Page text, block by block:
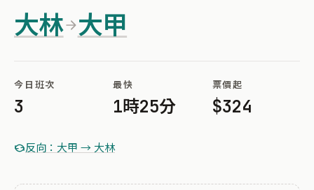
大林 大甲
今日班次
3
最快
1時25分
票價起
$324
反向：大甲 → 大林